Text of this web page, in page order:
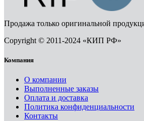
Продажа только оригинальной
Copyright © 2011-2024 «КИП РФ»
Компания
О компании
Выполненные заказы
Оплата и доставка
Политика конфиденциальности
Контакты